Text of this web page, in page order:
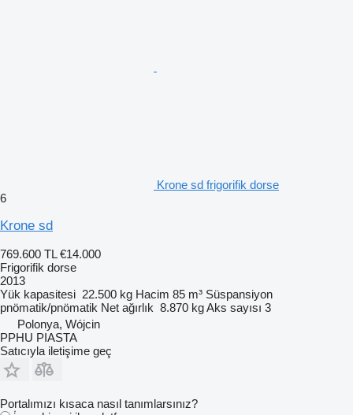
Krone sd frigorifik dorse
6
Krone sd
769.600 TL €14.000
Frigorifik dorse
2013
Yük kapasitesi 22.500 kg Hacim 85 m³ Süspansiyon
pnömatik/pnömatik Net ağırlık 8.870 kgAks sayısı 3
Polonya, Wójcin
PPHU PIASTA
Satıcıyla iletişime geç
Portalımızı kısaca nasıl tanımlarsınız?